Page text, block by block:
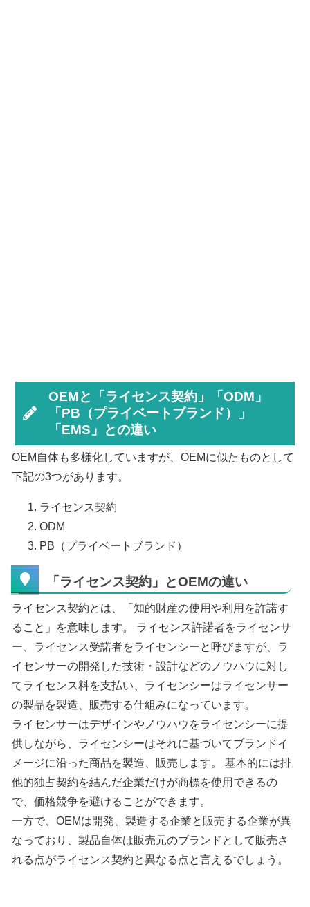
OEMと「ライセンス契約」「ODM」
「PB（プライベートブランド）」
「EMS」との違い
OEM自体も多様化していますが、OEMに似たものとして
下記の3つがあります。
ライセンス契約
ODM
PB（プライベートブランド）
「ライセンス契約」とOEMの違い
ライセンス契約とは、「知的財産の使用や利用を許諾す
ること」を意味します。 ライセンス許諾者をライセンサ
ー、ライセンス受諾者をライセンシーと呼びますが、ラ
イセンサーの開発した技術・設計などのノウハウに対し
てライセンス料を支払い、ライセンシーはライセンサー
の製品を製造、販売する仕組みになっています。
ライセンサーはデザインやノウハウをライセンシーに提
供しながら、ライセンシーはそれに基づいてブランドイ
メージに沿った商品を製造、販売します。 基本的には排
他的独占契約を結んだ企業だけが商標を使用できるの
で、価格競争を避けることができます。
一方で、OEMは開発、製造する企業と販売する企業が異
なっており、製品自体は販売元のブランドとして販売さ
れる点がライセンス契約と異なる点と言えるでしょう。